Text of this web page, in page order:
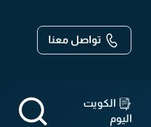
الأحكام : 143,640
تواصل معنا
الكويت
اليوم